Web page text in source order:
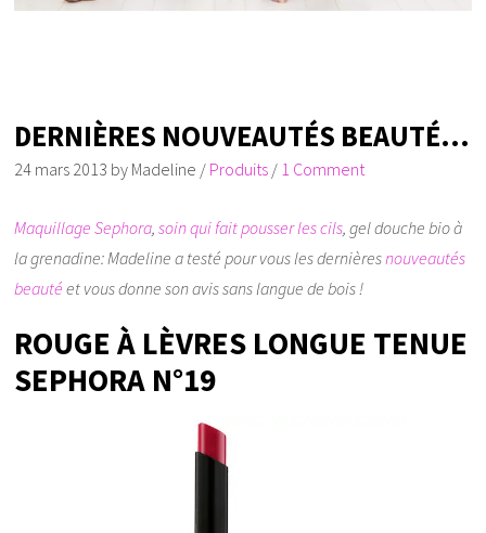
DERNIÈRES NOUVEAUTÉS BEAUTÉ…
24 mars 2013 by Madeline / Produits / 1 Comment
Maquillage Sephora,soin qui fait pousser les cils, gel douche bio à
la grenadine: Madeline a testé pour vous les dernières nouveautés
beauté et vous donne son avis sans langue de bois !
ROUGE À LÈVRES LONGUE TENUE
SEPHORA N°19